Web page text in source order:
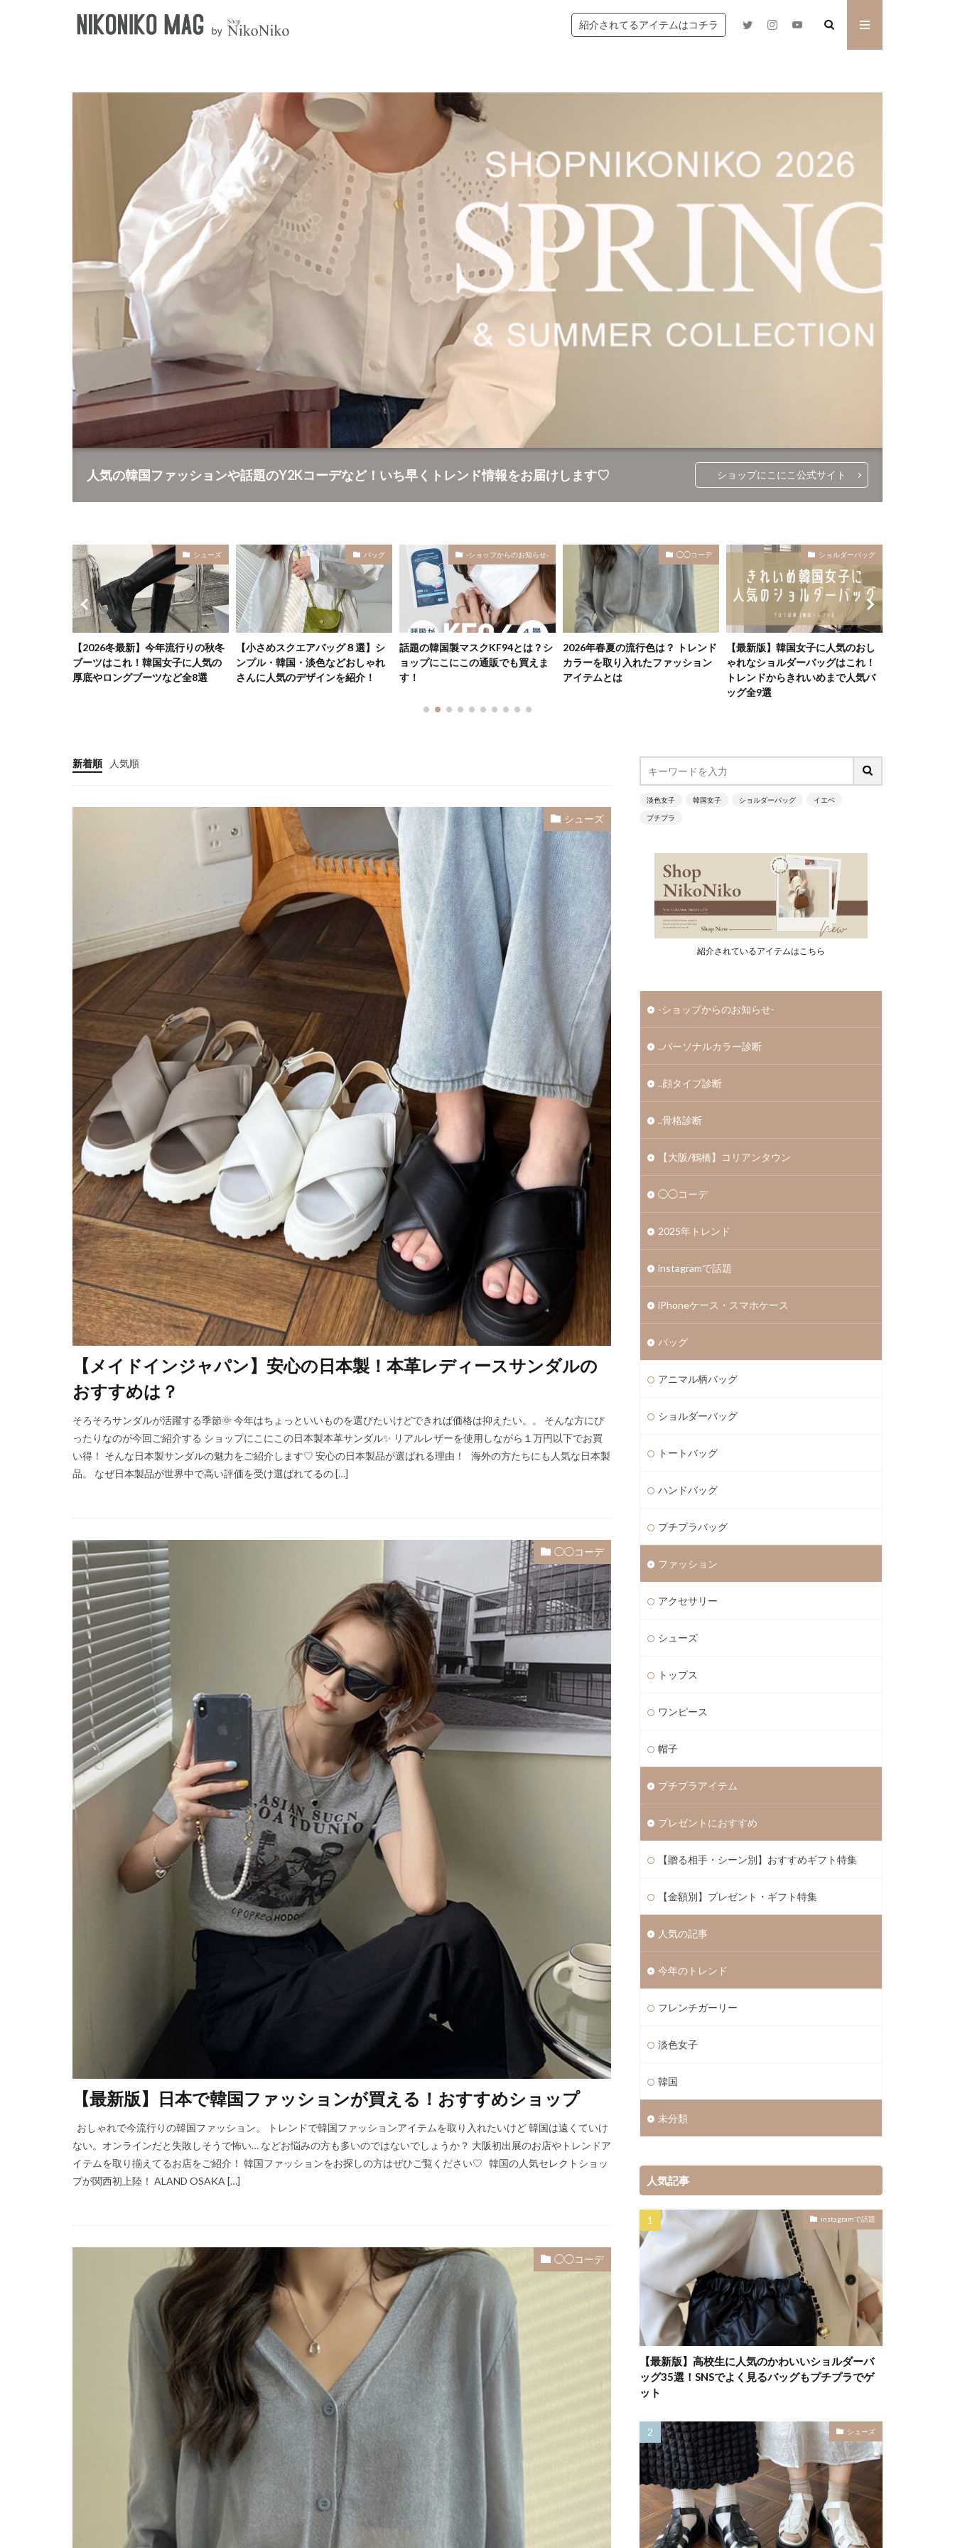
紹介されてるアイテムはコチラ
人気の韓国ファッションや話題のY2Kコーデなど！いち早くトレンド情報をお届けします♡ ショップにこにこ公式サイト
バッグ
【小さめスクエアバッグ８選】シ
ンプル・韓国・淡色などおしゃれ
さんに人気のデザインを紹介！
-ショップからのお知らせ-
話題の韓国製マスクKF94とは？シ
ョップにこにこの通販でも買えま
す！
◯◯コーデ
2026年春夏の流行色は？ トレンド
カラーを取り入れたファッション
アイテムとは
ショルダーバッグ
【最新版】韓国女子に人気のおし
ゃれなショルダーバッグはこれ！
トレンドからきれいめまで人気バ
アクセサリー
【最新版】通販サイトで買える韓
国風ヘアアクセサリー8選！インス
タで人気の簡単ヘアアレンジ
新着順 人気順
シューズ
【メイドインジャパン】安心の日本製！本革レディースサンダルの
おすすめは？
そろそろサンダルが活躍する季節🌞 今年はちょっといいものを選びたいけどできれば価格は抑えたい。。 そんな方にぴ
ったりなのが今回ご紹介する ショップにこにこの日本製本革サンダル✨ リアルレザーを使用しながら１万円以下でお買
い得！ そんな日本製サンダルの魅力をご紹介します♡ 安心の日本製品が選ばれる理由！ 海外の方たちにも人気な日本製
品。 なぜ日本製品が世界中で高い評価を受け選ばれてるの […]
◯◯コーデ
【最新版】日本で韓国ファッションが買える！おすすめショップ
おしゃれで今流行りの韓国ファッション。 トレンドで韓国ファッションアイテムを取り入れたいけど 韓国は遠くていけ
ない。オンラインだと失敗しそうで怖い… などお悩みの方も多いのではないでしょうか？ 大阪初出展のお店やトレンドア
イテムを取り揃えてるお店をご紹介！ 韓国ファッションをお探しの方はぜひご覧ください♡ 韓国の人気セレクトショッ
プが関西初上陸！ ALAND OSAKA […]
◯◯コーデ
淡色女子 韓国女子 ショルダーバッグ イエベ
プチプラ
紹介されているアイテムはこちら
-ショップからのお知らせ-
..パーソナルカラー診断
..顔タイプ診断
..骨格診断
【大阪/鶴橋】コリアンタウン
◯◯コーデ
2025年トレンド
instagramで話題
iPhoneケース・スマホケース
バッグ
アニマル柄バッグ
ショルダーバッグ
トートバッグ
ハンドバッグ
プチプラバッグ
ファッション
アクセサリー
シューズ
トップス
ワンピース
帽子
プチプラアイテム
プレゼントにおすすめ
【贈る相手・シーン別】おすすめギフト特集
【金額別】プレゼント・ギフト特集
人気の記事
今年のトレンド
フレンチガーリー
淡色女子
韓国
未分類
人気記事
instagramで話題
【最新版】高校生に人気のかわいいショルダーバ
ッグ35選！SNSでよく見るバッグもプチプラでゲ
ット
シューズ
カテゴリー
検索